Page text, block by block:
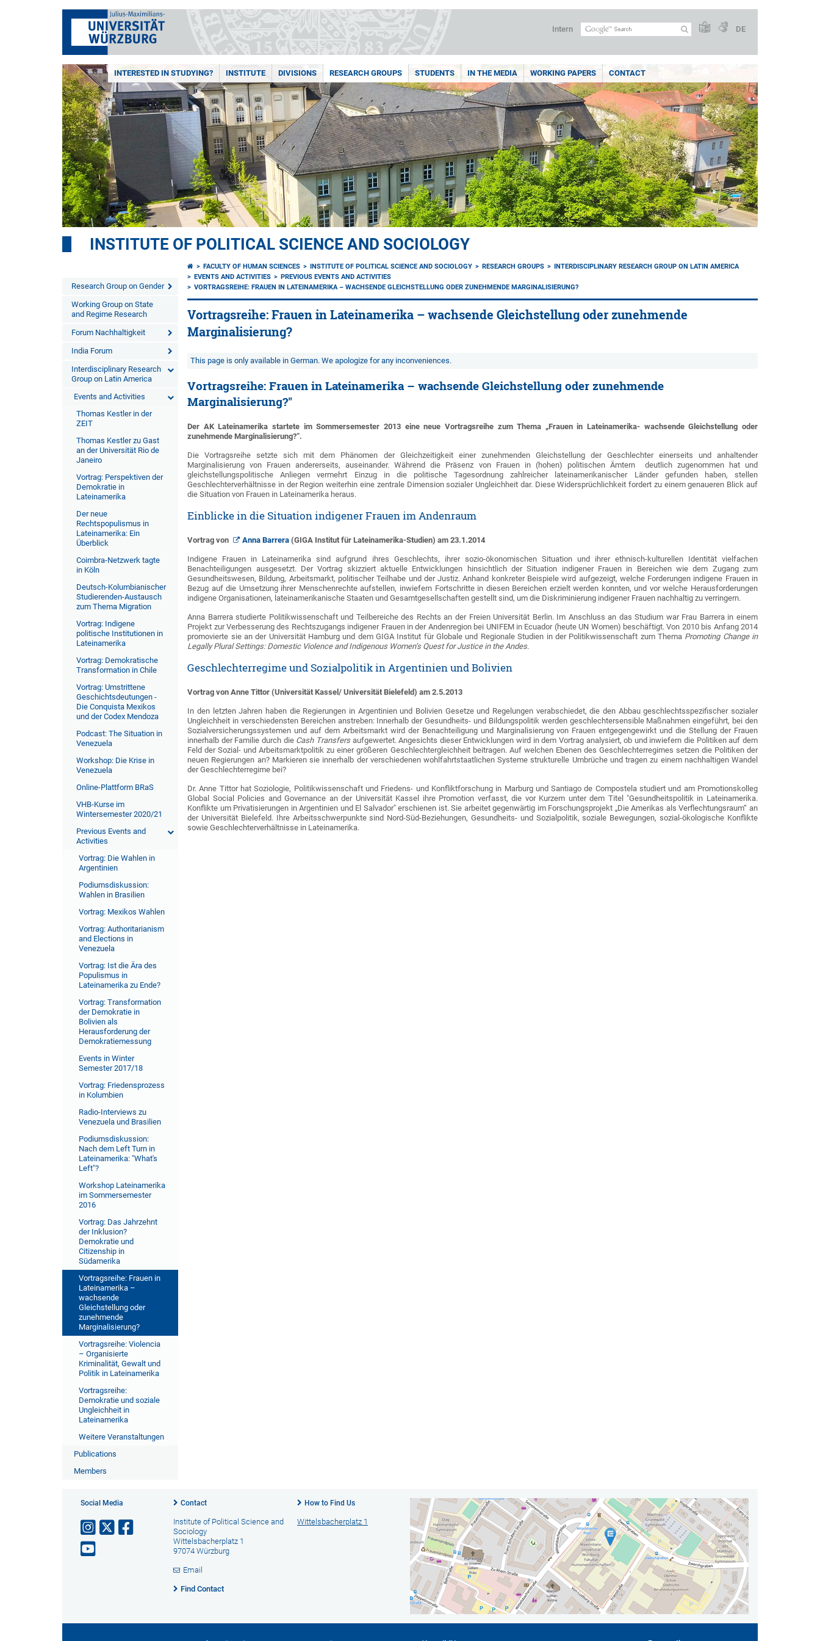
Intern DE
INTERESTED IN STUDYING? INSTITUTE DIVISIONS RESEARCH GROUPS STUDENTS IN THE MEDIA WORKING PAPERS CONTACT
INSTITUTE OF POLITICAL SCIENCE AND SOCIOLOGY
Research Group on Gender
Working Group on State
and Regime Research
Forum Nachhaltigkeit
India Forum
Interdisciplinary Research
Group on Latin America
Events and Activities
Thomas Kestler in der
ZEIT
Thomas Kestler zu Gast
an der Universität Rio de
Janeiro
Vortrag: Perspektiven der
Demokratie in
Lateinamerika
Der neue
Rechtspopulismus in
Lateinamerika: Ein
Überblick
Coimbra-Netzwerk tagte
in Köln
Deutsch-Kolumbianischer
Studierenden-Austausch
zum Thema Migration
Vortrag: Indigene
politische Institutionen in
Lateinamerika
Vortrag: Demokratische
Transformation in Chile
Vortrag: Umstrittene
Geschichtsdeutungen -
Die Conquista Mexikos
und der Codex Mendoza
Podcast: The Situation in
Venezuela
Workshop: Die Krise in
Venezuela
Online-Plattform BRaS
VHB-Kurse im
Wintersemester 2020/21
Previous Events and
Activities
Vortrag: Die Wahlen in
Argentinien
Podiumsdiskussion:
Wahlen in Brasilien
Vortrag: Mexikos Wahlen
Vortrag: Authoritarianism
and Elections in
Venezuela
Vortrag: Ist die Ära des
Populismus in
Lateinamerika zu Ende?
Vortrag: Transformation
der Demokratie in
Bolivien als
Herausforderung der
Demokratiemessung
Events in Winter
Semester 2017/18
Vortrag: Friedensprozess
in Kolumbien
Radio-Interviews zu
Venezuela und Brasilien
Podiumsdiskussion:
Nach dem Left Turn in
Lateinamerika: "What's
Left"?
Workshop Lateinamerika
im Sommersemester
2016
Vortrag: Das Jahrzehnt
der Inklusion?
Demokratie und
Citizenship in
Südamerika
Vortragsreihe: Frauen in
Lateinamerika –
wachsende
Gleichstellung oder
zunehmende
Marginalisierung?
Vortragsreihe: Violencia
– Organisierte
Kriminalität, Gewalt und
Politik in Lateinamerika
Vortragsreihe:
Demokratie und soziale
Ungleichheit in
Lateinamerika
Weitere Veranstaltungen
Publications
Members
FACULTY OF HUMAN SCIENCES INSTITUTE OF POLITICAL SCIENCE AND SOCIOLOGY RESEARCH GROUPS
INTERDISCIPLINARY RESEARCH GROUP ON LATIN AMERICA
EVENTS AND ACTIVITIES
PREVIOUS EVENTS AND ACTIVITIES
VORTRAGSREIHE: FRAUEN IN LATEINAMERIKA – WACHSENDE GLEICHSTELLUNG ODER ZUNEHMENDE MARGINALISIERUNG?
Vortragsreihe: Frauen in Lateinamerika – wachsende Gleichstellung oder zunehmende
Marginalisierung?
This page is only available in German. We apologize for any inconveniences.
Vortragsreihe: Frauen in Lateinamerika – wachsende Gleichstellung oder zunehmende
Marginalisierung?"
Der AK Lateinamerika startete im Sommersemester 2013 eine neue Vortragsreihe zum Thema „Frauen in Lateinamerika- wachsende Gleichstellung oder
zunehmende Marginalisierung?“.
Die Vortragsreihe setzte sich mit dem Phänomen der Gleichzeitigkeit einer zunehmenden Gleichstellung der Geschlechter einerseits und anhaltender
Marginalisierung von Frauen andererseits, auseinander. Während die Präsenz von Frauen in (hohen) politischen Ämtern deutlich zugenommen hat und
gleichstellungspolitische Anliegen vermehrt Einzug in die politische Tagesordnung zahlreicher lateinamerikanischer Länder gefunden haben, stellen
Geschlechterverhältnisse in der Region weiterhin eine zentrale Dimension sozialer Ungleichheit dar. Diese Widersprüchlichkeit fordert zu einem genaueren Blick auf
die Situation von Frauen in Lateinamerika heraus.
Einblicke in die Situation indigener Frauen im Andenraum
Vortrag von Anna Barrera(GIGA Institut für Lateinamerika-Studien) am 23.1.2014
Indigene Frauen in Lateinamerika sind aufgrund ihres Geschlechts, ihrer sozio-ökonomischen Situation und ihrer ethnisch-kulturellen Identität vielfachen
Benachteiligungen ausgesetzt. Der Vortrag skizziert aktuelle Entwicklungen hinsichtlich der Situation indigener Frauen in Bereichen wie dem Zugang zum
Gesundheitswesen, Bildung, Arbeitsmarkt, politischer Teilhabe und der Justiz. Anhand konkreter Beispiele wird aufgezeigt, welche Forderungen indigene Frauen in
Bezug auf die Umsetzung ihrer Menschenrechte aufstellen, inwiefern Fortschritte in diesen Bereichen erzielt werden konnten, und vor welche Herausforderungen
indigene Organisationen, lateinamerikanische Staaten und Gesamtgesellschaften gestellt sind, um die Diskriminierung indigener Frauen nachhaltig zu verringern.
Anna Barrera studierte Politikwissenschaft und Teilbereiche des Rechts an der Freien Universität Berlin. Im Anschluss an das Studium war Frau Barrera in einem
Projekt zur Verbesserung des Rechtszugangs indigener Frauen in der Andenregion bei UNIFEM in Ecuador (heute UN Women) beschäftigt. Von 2010 bis Anfang 2014
promovierte sie an der Universität Hamburg und dem GIGA Institut für Globale und Regionale Studien in der Politikwissenschaft zum Thema Promoting Change in
Legally Plural Settings: Domestic Violence and Indigenous Women’s Quest for Justice in the Andes.
Geschlechterregime und Sozialpolitik in Argentinien und Bolivien
Vortrag von Anne Tittor (Universität Kassel/ Universität Bielefeld) am 2.5.2013
In den letzten Jahren haben die Regierungen in Argentinien und Bolivien Gesetze und Regelungen verabschiedet, die den Abbau geschlechtsspezifischer sozialer
Ungleichheit in verschiedensten Bereichen anstreben: Innerhalb der Gesundheits- und Bildungspolitik werden geschlechtersensible Maßnahmen eingeführt, bei den
Sozial­versicherungs­syste­men und auf dem Arbeitsmarkt wird der Benachteiligung und Marginalisierung von Frauen entgegengewirkt und die Stellung der Frauen
innerhalb der Familie durch die Cash Transfersaufgewertet. Angesichts dieser Entwicklungen wird in dem Vortrag analysiert, ob und inwiefern die Politiken auf dem
Feld der Sozial- und Arbeitsmarktpolitik zu einer größeren Geschlechtergleichheit beitragen. Auf welchen Ebenen des Geschlechterregimes setzen die Politiken der
neuen Regierungen an? Markieren sie innerhalb der verschiedenen wohlfahrtstaatlichen Systeme strukturelle Umbrüche und tragen zu einem nachhaltigen Wandel
der Geschlechterregime bei?
Dr. Anne Tittor hat Soziologie, Politikwissenschaft und Friedens- und Konfliktforschung in Marburg und Santiago de Compostela studiert und am Promotionskolleg
Global Social Policies and Governance an der Universität Kassel ihre Promotion verfasst, die vor Kurzem unter dem Titel "Gesundheitspolitik in Lateinamerika.
Konflikte um Privatisierungen in Argentinien und El Salvador" erschienen ist. Sie arbeitet gegenwärtig im Forschungsprojekt „Die Amerikas als Verflechtungsraum“ an
der Universität Bielefeld. Ihre Arbeitsschwerpunkte sind Nord-Süd-Beziehungen, Gesundheits- und Sozialpolitik, soziale Bewegungen, sozial-ökologische Konflikte
sowie Geschlechterverhältnisse in Lateinamerika.
Social Media Contact
Institute of Political Science and
Sociology
Wittelsbacherplatz 1
97074 Würzburg
Email
Find Contact
How to Find Us
Wittelsbacherplatz 1